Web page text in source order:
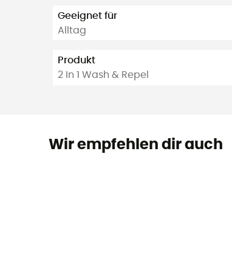
Geeignet für
Alltag
Produkt
2 In 1 Wash & Repel
Wir empfehlen dir auch